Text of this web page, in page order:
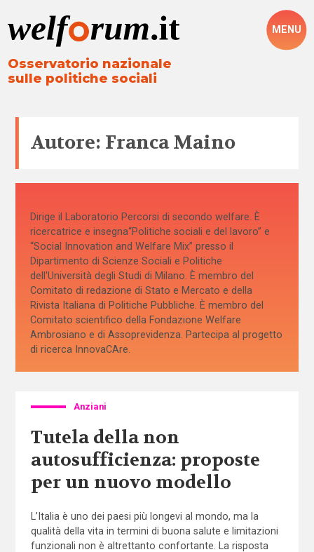
Osservatorio nazionale
sulle politiche sociali
MENU
Autore: Franca Maino
Dirige il Laboratorio Percorsi di secondo welfare. È
ricercatrice e insegna“Politiche sociali e del lavoro” e
“Social Innovation and Welfare Mix” presso il
Dipartimento di Scienze Sociali e Politiche
dell'Università degli Studi di Milano. È membro del
Comitato di redazione di Stato e Mercato e della
Rivista Italiana di Politiche Pubbliche. È membro del
Comitato scientifico della Fondazione Welfare
Ambrosiano e di Assoprevidenza. Partecipa al progetto
di ricerca InnovaCAre.
Anziani
Tutela della non
autosufficienza: proposte
per un nuovo modello
L’Italia è uno dei paesi più longevi al mondo, ma la
qualità della vita in termini di buona salute e limitazioni
funzionali non è altrettanto confortante. La risposta